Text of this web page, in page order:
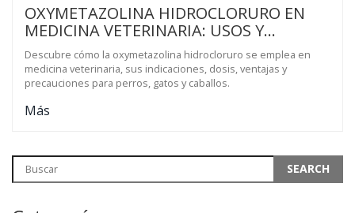
OXYMETAZOLINA HIDROCLORURO EN
MEDICINA VETERINARIA: USOS Y
BENEFICIOS
Descubre cómo la oxymetazolina hidrocloruro se emplea en
medicina veterinaria, sus indicaciones, dosis, ventajas y
precauciones para perros, gatos y caballos.
Más